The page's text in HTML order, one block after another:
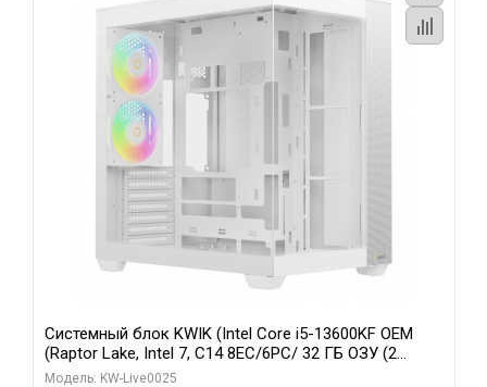
Системный блок KWIK (Intel Core i5-13600KF OEM
(Raptor Lake, Intel 7, C14 8EC/6PC/ 32 ГБ ОЗУ (2
модуля)/ Gigabyte RTX5060 WINDFORCE OC 8GB
Модель: KW-Live0025